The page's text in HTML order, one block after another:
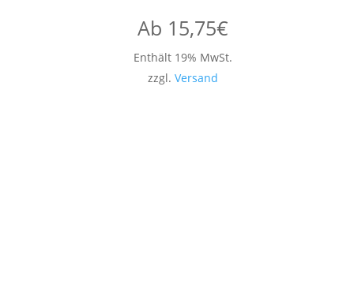
Ab 15,75€
Enthält 19% MwSt.
zzgl. Versand